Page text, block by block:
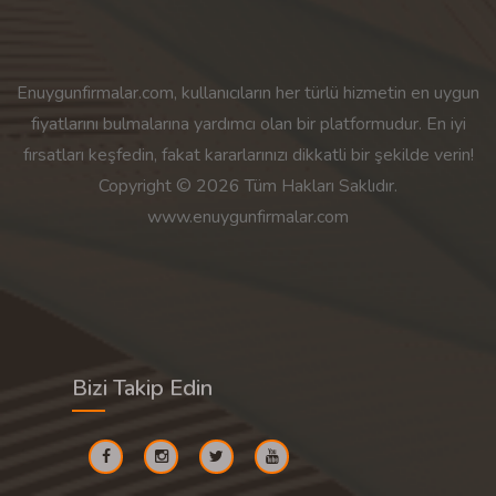
Enuygunfirmalar.com, kullanıcıların her türlü hizmetin en uygun
fiyatlarını bulmalarına yardımcı olan bir platformudur. En iyi
fırsatları keşfedin, fakat kararlarınızı dikkatli bir şekilde verin!
Copyright © 2026 Tüm Hakları Saklıdır.
www.enuygunfirmalar.com
Bizi Takip Edin